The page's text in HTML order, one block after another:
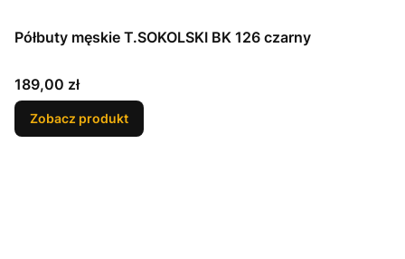
Półbuty męskie T.SOKOLSKI BK 126 czarny
Cena
189,00 zł
Zobacz produkt